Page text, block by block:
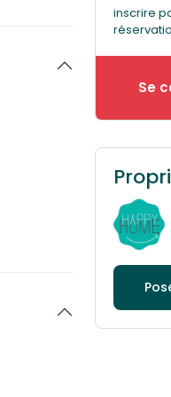
ces
des
grande
ombre
inscrire
Se